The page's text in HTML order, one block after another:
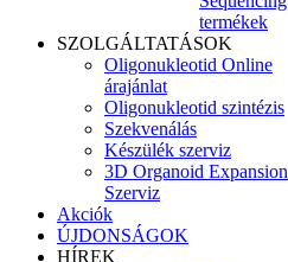
termékek
SZOLGÁLTATÁSOK
Oligonukleotid Online
árajánlat
Oligonukleotid szintézis
Szekvenálás
Készülék szerviz
3D Organoid Expansion
Szerviz
Akciók
ÚJDONSÁGOK
HÍREK